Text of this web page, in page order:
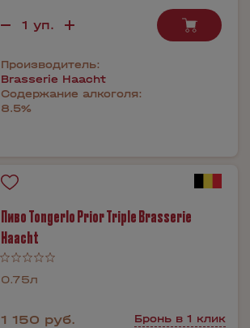
Производитель:
Brasserie Haacht
Содержание алкоголя:
8.5%
Пиво Tongerlo Prior Triple Brasserie
Haacht
0.75л
1 150 руб. Бронь в 1 клик